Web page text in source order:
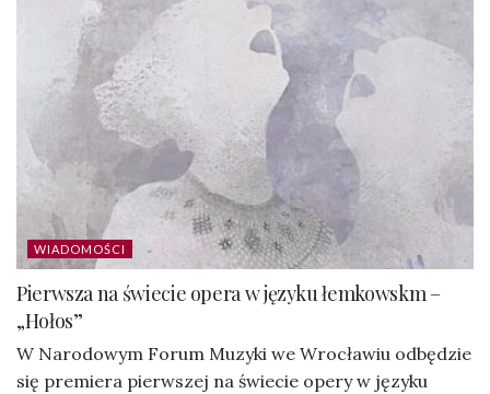
WIADOMOŚCI
Pierwsza na świecie opera w języku łemkowskm –
„Hołos”
W Narodowym Forum Muzyki we Wrocławiu odbędzie
się premiera pierwszej na świecie opery w języku